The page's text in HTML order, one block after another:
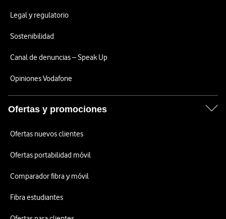
Legal y regulatorio
Sostenibilidad
Canal de denuncias – Speak Up
Opiniones Vodafone
Ofertas y promociones
Ofertas nuevos clientes
Ofertas portabilidad móvil
Comparador fibra y móvil
Fibra estudiantes